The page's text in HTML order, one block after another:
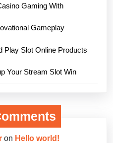
Gaming With
Gameplay
Play Slot Online Products
Your Stream Slot Win
on Hello world!